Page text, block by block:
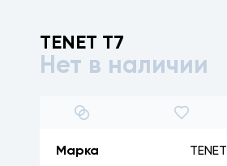
TENET T7
Нет в наличии
1/7
Марка
TENET